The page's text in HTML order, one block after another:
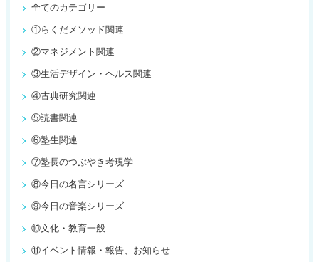
全てのカテゴリー
①らくだメソッド関連
②マネジメント関連
③生活デザイン・ヘルス関連
④古典研究関連
⑤読書関連
⑥塾生関連
⑦塾長のつぶやき考現学
⑧今日の名言シリーズ
⑨今日の音楽シリーズ
⑩文化・教育一般
⑪イベント情報・報告、お知らせ